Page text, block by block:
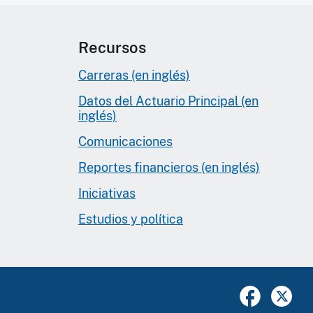
Recursos
Carreras (en inglés)
Datos del Actuario Principal (en
inglés)
Comunicaciones
Reportes financieros (en inglés)
Iniciativas
Estudios y política